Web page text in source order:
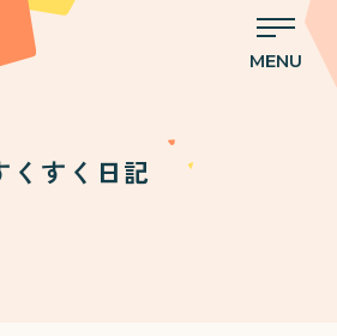
MENU
くすく日記